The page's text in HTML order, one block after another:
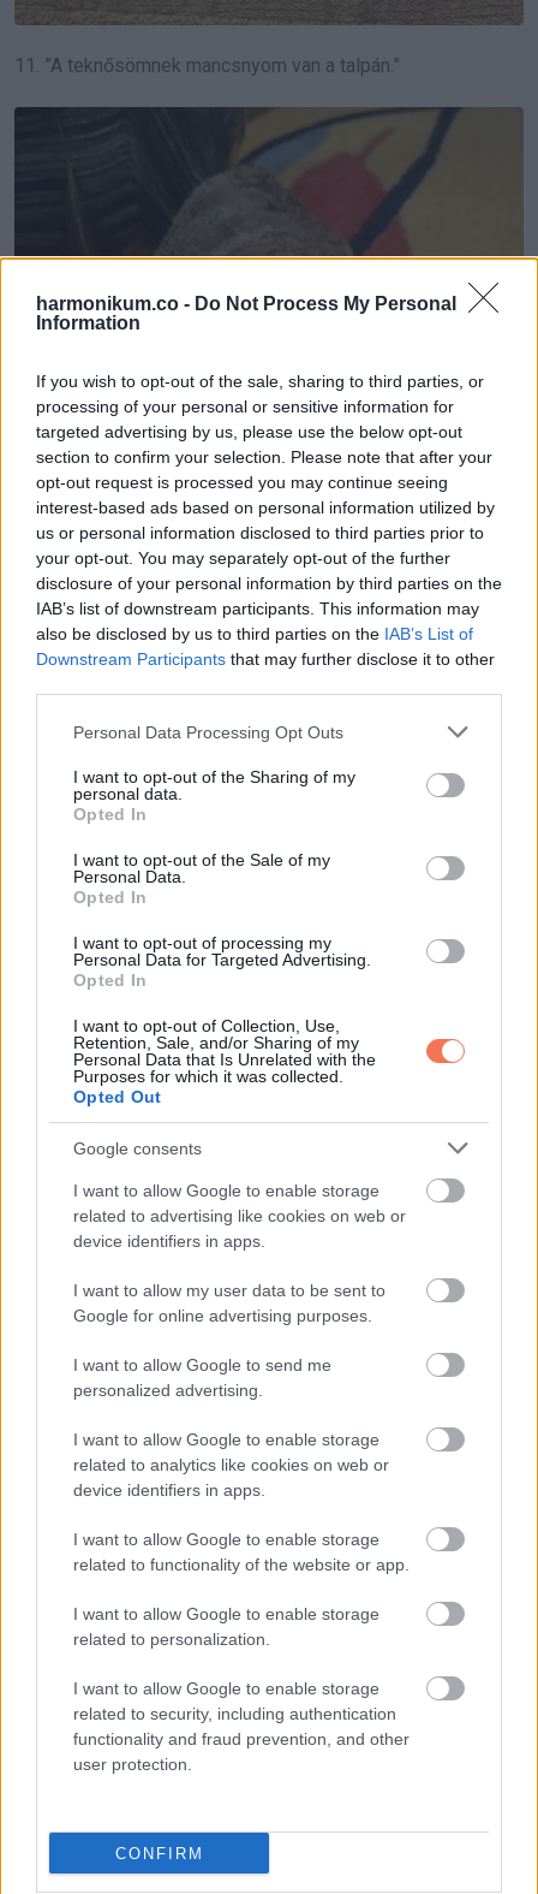
harmonikum.co - Do Not Process My Personal
Information
If you wish to opt-out of the sale, sharing to third parties, or
processing of your personal or sensitive information for
targeted advertising by us, please use the below opt-out
section to confirm your selection. Please note that after your
opt-out request is processed you may continue seeing
interest-based ads based on personal information utilized by
us or personal information disclosed to third parties prior to
your opt-out. You may separately opt-out of the further
disclosure of your personal information by third parties on the
IAB’s list of downstream participants. This information may
also be disclosed by us to third parties on the IAB’s List of
Downstream Participants that may further disclose it to other
Please note that this website/app uses one or more Google
not limited to your visit or usage behaviour. You may click to
grant or deny consent to Google and its third-party tags to
use your data for below specified purposes in below Google
consent section.
Personal Data Processing Opt Outs
I want to opt-out of the Sharing of my
personal data.
Opted In
I want to opt-out of the Sale of my
Personal Data.
Opted In
I want to opt-out of processing my
Personal Data for Targeted Advertising.
Opted In
I want to opt-out of Collection, Use,
Retention, Sale, and/or Sharing of my
Personal Data that Is Unrelated with the
Purposes for which it was collected.
Opted Out
Google consents
I want to allow Google to enable storage
related to advertising like cookies on web or
device identifiers in apps.
I want to allow my user data to be sent to
Google for online advertising purposes.
I want to allow Google to send me
personalized advertising.
I want to allow Google to enable storage
related to analytics like cookies on web or
device identifiers in apps.
I want to allow Google to enable storage
related to functionality of the website or app.
I want to allow Google to enable storage
related to personalization.
I want to allow Google to enable storage
related to security, including authentication
functionality and fraud prevention, and other
user protection.
CONFIRM
11. ”A teknősömnek mancsnyom van a talpán.”
12. ”Charlie igazi úriember módjára vigyáz a szerelmére”
13. ”Ez a férfi tolószékben tolja a kutyáit – az egyik öreg, a